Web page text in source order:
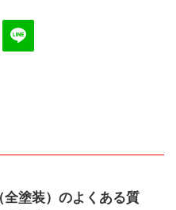
全塗装）のよくある質